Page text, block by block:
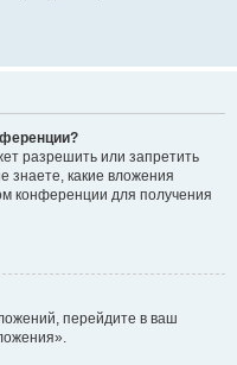
разрешить или запретить
знаете, какие вложения
конференции для получения
перейдите в ваш